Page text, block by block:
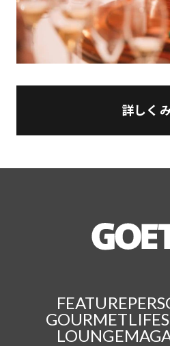
詳しく
FEATURE
GOURMET
LOUNGE